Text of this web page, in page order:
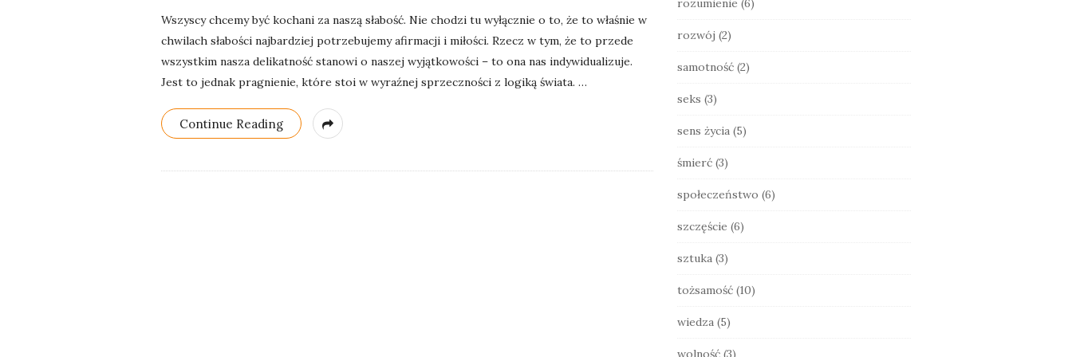
Wszyscy chcemy być kochani za naszą słabość. Nie chodzi tu wyłącznie o to, że to właśnie w
chwilach słabości najbardziej potrzebujemy afirmacji i miłości. Rzecz w tym, że to przede
wszystkim nasza delikatność stanowi o naszej wyjątkowości – to ona nas indywidualizuje.
Jest to jednak pragnienie, które stoi w wyraźnej sprzeczności z logiką świata. …
Continue Reading
rozumienie (6)
rozwój (2)
samotność(2)
seks (3)
sens życia(5)
śmierć(3)
społeczeństwo (6)
szczęście (6)
sztuka(3)
tożsamość(10)
wiedza(5)
wolność(3)